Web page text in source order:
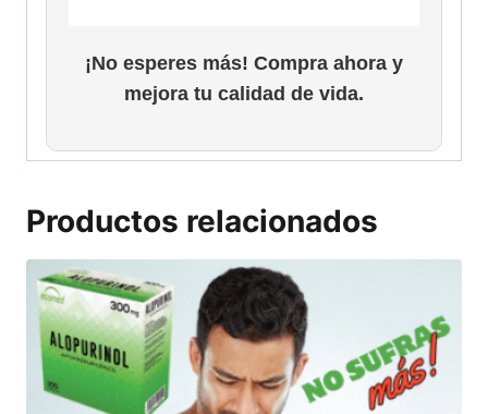
¡No esperes más! Compra ahora y
mejora tu calidad de vida.
Productos relacionados